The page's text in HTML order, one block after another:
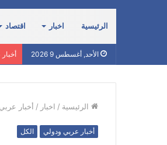
الرئيسية اخبار اقتصاد
الأحد, أغسطس 9 2026
الرئيسية / اخبار / أخبار
أخبار عربي ودولي الكل